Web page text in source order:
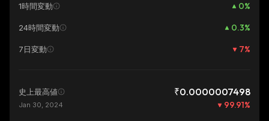
1時間変動 0%
24時間変動 0.3%
7日変動 7%
史上最高値 ₹0.0000007498
Jan 30, 2024 99.91%